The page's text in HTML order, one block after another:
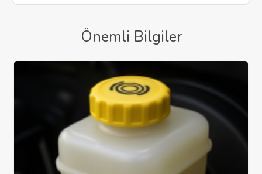
Önemli Bilgiler